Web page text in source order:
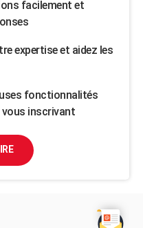
facilement et
expertise et aidez les
fonctionnalités
vous inscrivant